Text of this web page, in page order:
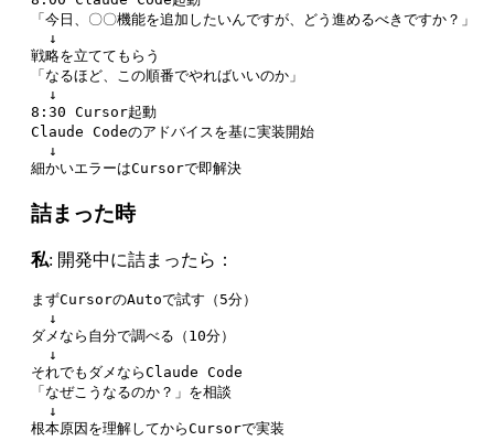
「今日、〇〇機能を追加したいんですが、どう進めるべきですか？」
  ↓
戦略を立ててもらう
「なるほど、この順番でやればいいのか」
  ↓
8:30 Cursor起動
Claude Codeのアドバイスを基に実装開始
  ↓
詰まった時
私: 開発中に詰まったら：
まずCursorのAutoで試す（5分）
  ↓
ダメなら自分で調べる（10分）
  ↓
それでもダメならClaude Code
「なぜこうなるのか？」を相談
  ↓